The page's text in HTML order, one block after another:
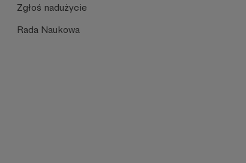
Zgłoś nadużycie
Rada Naukowa